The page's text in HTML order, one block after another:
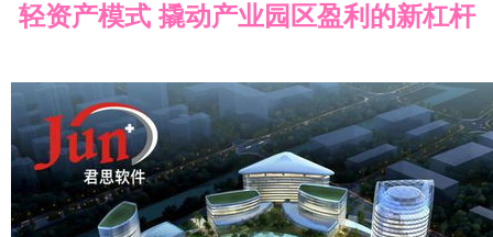
轻资产模式 撬动产业园区盈利的新杠杆